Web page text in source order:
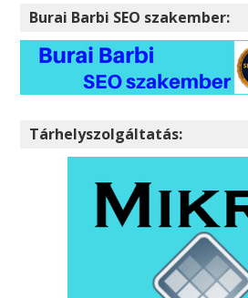
Burai Barbi SEO szakember:
Tárhelyszolgáltatás: